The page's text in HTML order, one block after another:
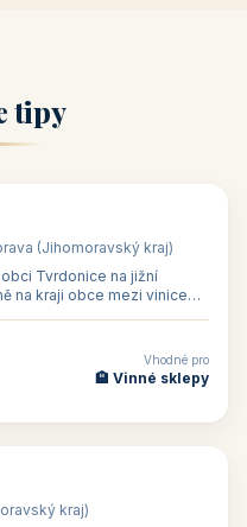
tipy
(Jihomoravský kraj)
Tvrdonice na jižní
na kraji obce mezi vinicemi,
Vhodné pro
🏨 Vinné sklepy
kraj)